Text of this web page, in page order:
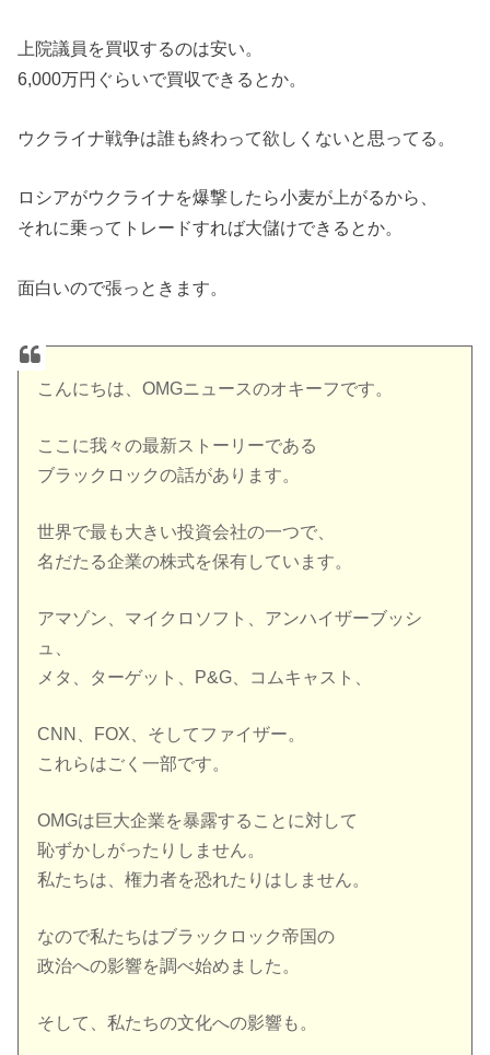
上院議員を買収するのは安い。
6,000万円ぐらいで買収できるとか。
ウクライナ戦争は誰も終わって欲しくないと思ってる。
ロシアがウクライナを爆撃したら小麦が上がるから、
それに乗ってトレードすれば大儲けできるとか。
面白いので張っときます。
こんにちは、OMGニュースのオキーフです。
ここに我々の最新ストーリーである
ブラックロックの話があります。
世界で最も大きい投資会社の一つで、
名だたる企業の株式を保有しています。
アマゾン、マイクロソフト、アンハイザーブッシ
ュ、
メタ、ターゲット、P&G、コムキャスト、
CNN、FOX、そしてファイザー。
これらはごく一部です。
OMGは巨大企業を暴露することに対して
恥ずかしがったりしません。
私たちは、権力者を恐れたりはしません。
なので私たちはブラックロック帝国の
政治への影響を調べ始めました。
そして、私たちの文化への影響も。